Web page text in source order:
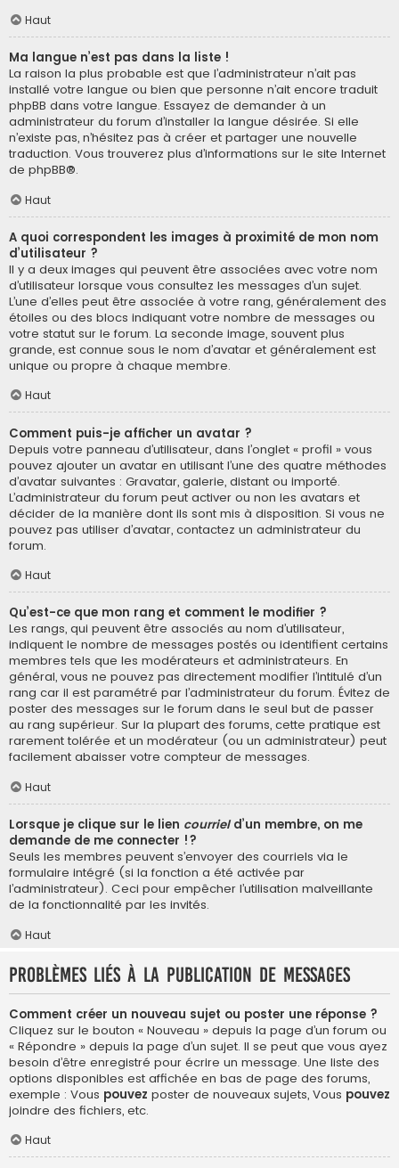
Haut
Ma langue n’est pas dans la liste !
La raison la plus probable est que l’administrateur n’ait pas
installé votre langue ou bien que personne n’ait encore traduit
phpBB dans votre langue. Essayez de demander à un
administrateur du forum d’installer la langue désirée. Si elle
n’existe pas, n’hésitez pas à créer et partager une nouvelle
traduction. Vous trouverez plus d’informations sur le site Internet
de phpBB®.
Haut
A quoi correspondent les images à proximité de mon nom
d’utilisateur ?
Il y a deux images qui peuvent être associées avec votre nom
d’utilisateur lorsque vous consultez les messages d’un sujet.
L’une d’elles peut être associée à votre rang, généralement des
étoiles ou des blocs indiquant votre nombre de messages ou
votre statut sur le forum. La seconde image, souvent plus
grande, est connue sous le nom d’avatar et généralement est
unique ou propre à chaque membre.
Haut
Comment puis-je afficher un avatar ?
Depuis votre panneau d’utilisateur, dans l’onglet « profil » vous
pouvez ajouter un avatar en utilisant l’une des quatre méthodes
d’avatar suivantes : Gravatar, galerie, distant ou importé.
L’administrateur du forum peut activer ou non les avatars et
décider de la manière dont ils sont mis à disposition. Si vous ne
pouvez pas utiliser d’avatar, contactez un administrateur du
forum.
Haut
Qu’est-ce que mon rang et comment le modifier ?
Les rangs, qui peuvent être associés au nom d’utilisateur,
indiquent le nombre de messages postés ou identifient certains
membres tels que les modérateurs et administrateurs. En
général, vous ne pouvez pas directement modifier l’intitulé d’un
rang car il est paramétré par l’administrateur du forum. Évitez de
poster des messages sur le forum dans le seul but de passer
au rang supérieur. Sur la plupart des forums, cette pratique est
rarement tolérée et un modérateur (ou un administrateur) peut
facilement abaisser votre compteur de messages.
Haut
Lorsque je clique sur le lien courrield’un membre, on me
demande de me connecter !?
Seuls les membres peuvent s’envoyer des courriels via le
formulaire intégré (si la fonction a été activée par
l’administrateur). Ceci pour empêcher l’utilisation malveillante
de la fonctionnalité par les invités.
Haut
Problèmes liés à la publication de messages
Comment créer un nouveau sujet ou poster une réponse ?
Cliquez sur le bouton « Nouveau » depuis la page d’un forum ou
« Répondre » depuis la page d’un sujet. Il se peut que vous ayez
besoin d’être enregistré pour écrire un message. Une liste des
options disponibles est affichée en bas de page des forums,
exemple : Vous pouvez poster de nouveaux sujets, Vous pouvez
joindre des fichiers, etc.
Haut